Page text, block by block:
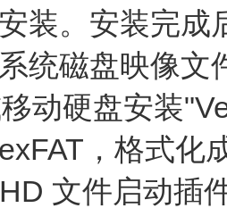
装。安装完成
统磁盘映像文
动硬盘安装
，格式化
文件启动插